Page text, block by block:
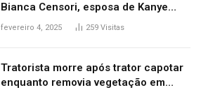
Bianca Censori, esposa de Kanye
West que apareceu nua no Grammy
fevereiro 4, 2025 259 Visitas
Tratorista morre após trator capotar
enquanto removia vegetação em